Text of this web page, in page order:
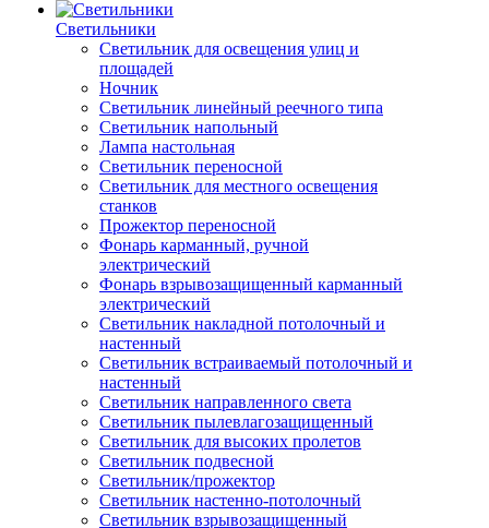
Светильники
Светильник для освещения улиц и
площадей
Ночник
Светильник линейный реечного типа
Светильник напольный
Лампа настольная
Светильник переносной
Светильник для местного освещения
станков
Прожектор переносной
Фонарь карманный, ручной
электрический
Фонарь взрывозащищенный карманный
электрический
Светильник накладной потолочный и
настенный
Светильник встраиваемый потолочный и
настенный
Светильник направленного света
Светильник пылевлагозащищенный
Светильник для высоких пролетов
Светильник подвесной
Светильник/прожектор
Светильник настенно-потолочный
Светильник взрывозащищенный